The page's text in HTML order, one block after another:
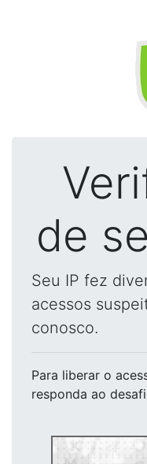
de
Seu IP fez
acessos
conosco.
Para liberar o
responda ao